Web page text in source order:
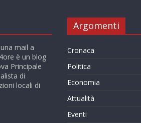
mail a
è un blog
Principale
di
locali di
Argomenti
Cronaca
Politica
Economia
Attualità
Eventi